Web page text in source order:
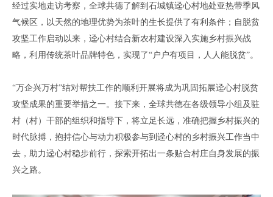
经过实地走访考察 ， 全球共德了解到 石城镇迳心村地处亚热带季风
气候区， 以天然的地理优势为茶叶的生长提供了有利条件 ； 自脱贫
攻坚工作启动以来 ， 迳心村结合新农村建设深入实施乡村振兴战
略，利用传统茶叶品牌特色，实现了“户户有项目，人人能脱贫”。
“万企兴万村”结对帮扶工作的顺利开展将成为巩固拓展迳心村脱贫
攻坚成果的重要举措之一。 接下来 ， 全球共德在各级领导小组及驻
村（村）干部的组织和指导下， 将立足长远 ， 准确把握乡村振兴的
时代脉搏 ， 抱持信心与动力积极参与到 迳心村的 乡村振兴工作当中
去 ，助力迳心村稳步前行 ， 探索开拓出一条贴合村庄 自身发展的振
兴之路 。